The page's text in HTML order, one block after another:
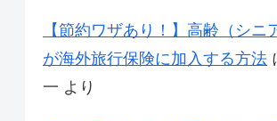
【節約ワザあり！】高齢（シニ
が海外旅行保険に加入する方法
一 より